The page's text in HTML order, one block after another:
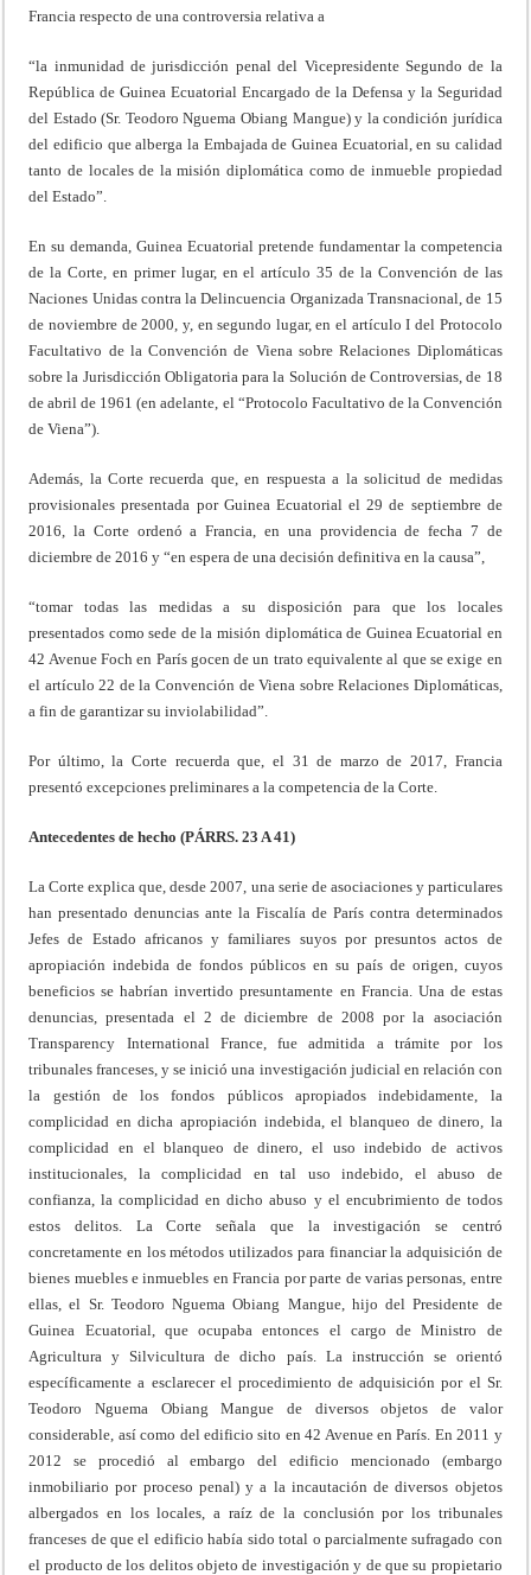
Francia respecto de una controversia relativa a
“la inmunidad de jurisdicción penal del Vicepresidente Segundo de la
República de Guinea Ecuatorial Encargado de la Defensa y la Seguridad
del Estado (Sr. Teodoro Nguema Obiang Mangue) y la condición jurídica
del edificio que alberga la Embajada de Guinea Ecuatorial, en su calidad
tanto de locales de la misión diplomática como de inmueble propiedad
del Estado”.
En su demanda, Guinea Ecuatorial pretende fundamentar la competencia
de la Corte, en primer lugar, en el artículo 35 de la Convención de las
Naciones Unidas contra la Delincuencia Organizada Transnacional, de 15
de noviembre de 2000, y, en segundo lugar, en el artículo I del Protocolo
Facultativo de la Convención de Viena sobre Relaciones Diplomáticas
sobre la Jurisdicción Obligatoria para la Solución de Controversias, de 18
de abril de 1961 (en adelante, el “Protocolo Facultativo de la Convención
de Viena”).
Además, la Corte recuerda que, en respuesta a la solicitud de medidas
provisionales presentada por Guinea Ecuatorial el 29 de septiembre de
2016, la Corte ordenó a Francia, en una providencia de fecha 7 de
diciembre de 2016 y “en espera de una decisión definitiva en la causa”,
“tomar todas las medidas a su disposición para que los locales
presentados como sede de la misión diplomática de Guinea Ecuatorial en
42 Avenue Foch en París gocen de un trato equivalente al que se exige en
el artículo 22 de la Convención de Viena sobre Relaciones Diplomáticas,
a fin de garantizar su inviolabilidad”.
Por último, la Corte recuerda que, el 31 de marzo de 2017, Francia
presentó excepciones preliminares a la competencia de la Corte.
Antecedentes de hecho (PÁRRS. 23 A 41)
La Corte explica que, desde 2007, una serie de asociaciones y particulares
han presentado denuncias ante la Fiscalía de París contra determinados
Jefes de Estado africanos y familiares suyos por presuntos actos de
apropiación indebida de fondos públicos en su país de origen, cuyos
beneficios se habrían invertido presuntamente en Francia. Una de estas
denuncias, presentada el 2 de diciembre de 2008 por la asociación
Transparency International France, fue admitida a trámite por los
tribunales franceses, y se inició una investigación judicial en relación con
la gestión de los fondos públicos apropiados indebidamente, la
complicidad en dicha apropiación indebida, el blanqueo de dinero, la
complicidad en el blanqueo de dinero, el uso indebido de activos
institucionales, la complicidad en tal uso indebido, el abuso de
confianza, la complicidad en dicho abuso y el encubrimiento de todos
estos delitos. La Corte señala que la investigación se centró
concretamente en los métodos utilizados para financiar la adquisición de
bienes muebles e inmuebles en Francia por parte de varias personas, entre
ellas, el Sr. Teodoro Nguema Obiang Mangue, hijo del Presidente de
Guinea Ecuatorial, que ocupaba entonces el cargo de Ministro de
Agricultura y Silvicultura de dicho país. La instrucción se orientó
específicamente a esclarecer el procedimiento de adquisición por el Sr.
Teodoro Nguema Obiang Mangue de diversos objetos de valor
considerable, así como del edificio sito en 42 Avenue en París. En 2011 y
2012 se procedió al embargo del edificio mencionado (embargo
inmobiliario por proceso penal) y a la incautación de diversos objetos
albergados en los locales, a raíz de la conclusión por los tribunales
franceses de que el edificio había sido total o parcialmente sufragado con
el producto de los delitos objeto de investigación y de que su propietario